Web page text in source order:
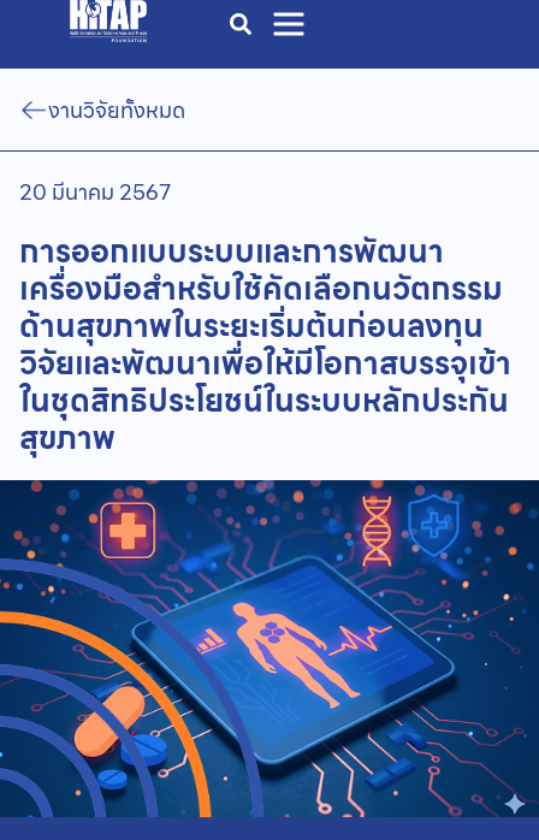
งานวิจัยทั้งหมด
20 มีนาคม 2567
การออกแบบระบบและการพัฒนา
เครื่องมือสำหรับใช้คัดเลือกนวัตกรรม
ด้านสุขภาพในระยะเริ่มต้นก่อนลงทุน
วิจัยและพัฒนาเพื่อให้มีโอกาสบรรจุเข้า
ในชุดสิทธิประโยชน์ในระบบหลักประกัน
สุขภาพ